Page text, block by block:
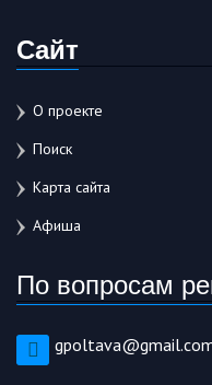
Сайт
О проекте
Поиск
Карта сайта
Афиша
По вопросам